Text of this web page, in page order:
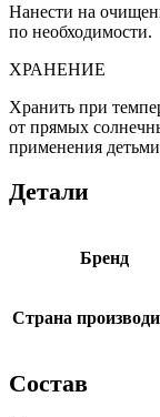
Нанести на
по необходимости.
ХРАНЕНИЕ
Хранить при
от прямых
применения
Детали
Бренд
Страна
Состав